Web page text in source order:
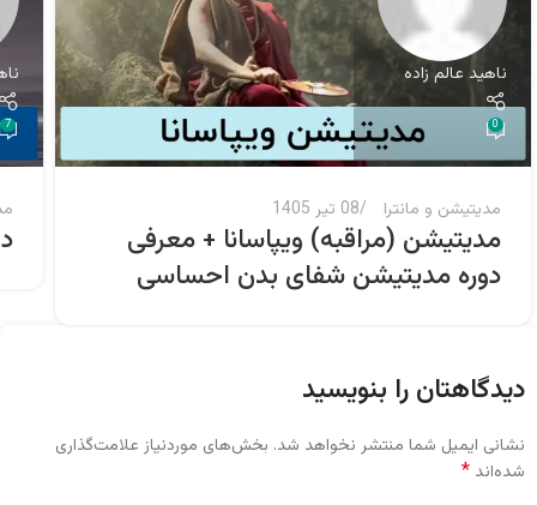
ناهید عالم زاده
0
مدیتیشن و مانترا 08 تیر 1405
مدیتیشن (مراقبه) ویپاسانا + معرفی
دوره مدیتیشن شفای بدن احساسی
7
دیدگاهتان را بنویسید
نشانی ایمیل شما منتشر نخواهد شد. بخش‌های موردنیاز علامت‌گذاری
شده‌اند *